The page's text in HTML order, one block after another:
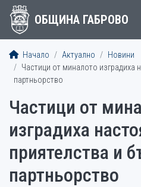
ОБЩИНА ГАБРОВО
Начало Актуално
Новини
Частици от миналото изградиха
партньорство
Частици от
изградиха
приятелства и
партньорство